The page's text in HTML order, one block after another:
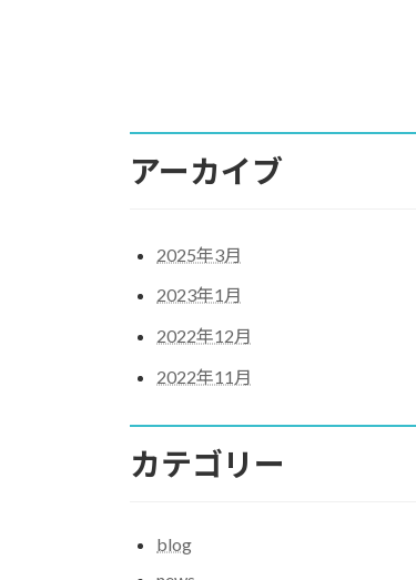
アーカイブ
2025年3月
2023年1月
2022年12月
2022年11月
カテゴリー
blog